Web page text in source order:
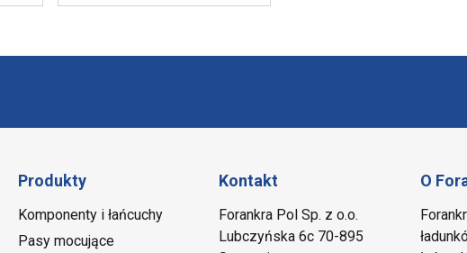
Produkty
Komponenty i łańcuchy
Pasy mocujące
Kontakt
Forankra Pol Sp. z o.o.
Lubczyńska 6c 70-895
O